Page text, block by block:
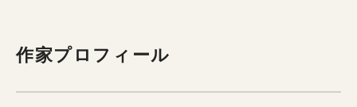
作家プロフィール